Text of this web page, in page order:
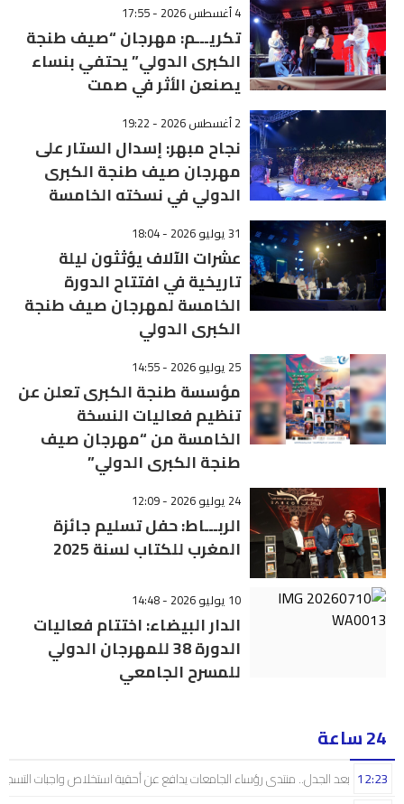
4 أغسطس 2026 - 17:55
تكريـــم: مهرجان “صيف طنجة
الكبرى الدولي” يحتفي بنساء
يصنعن الأثر في صمت
2 أغسطس 2026 - 19:22
نجاح مبهر: إسدال الستار على
مهرجان صيف طنجة الكبرى
الدولي في نسخته الخامسة
31 يوليو 2026 - 18:04
عشرات الآلاف يؤثثون ليلة
تاريخية في افتتاح الدورة
الخامسة لمهرجان صيف طنجة
الكبرى الدولي
25 يوليو 2026 - 14:55
مؤسسة طنجة الكبرى تعلن عن
تنظيم فعاليات النسخة
الخامسة من “مهرجان صيف
طنجة الكبرى الدولي”
24 يوليو 2026 - 12:09
الربـــاط: حفل تسليم جائزة
المغرب للكتاب لسنة 2025
10 يوليو 2026 - 14:48
الدار البيضاء: اختتام فعاليات
الدورة 38 للمهرجان الدولي
للمسرح الجامعي
24 ساعة
بعد الجدل.. منتدى رؤساء الجامعات يدافع عن أحقية استخلاص واجبات التسجيل 12:23